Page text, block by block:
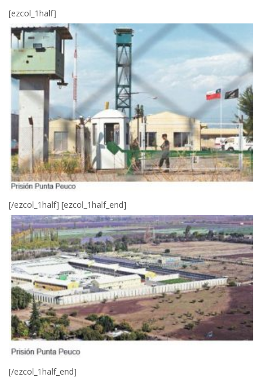
[ezcol_1half]
[/ezcol_1half] [ezcol_1half_end]
[/ezcol_1half_end]